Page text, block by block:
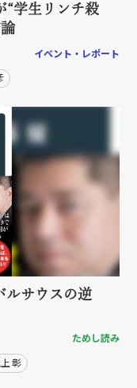
“学生リンチ殺
イベント・レポート
ルサウスの逆
ためし読み
彰